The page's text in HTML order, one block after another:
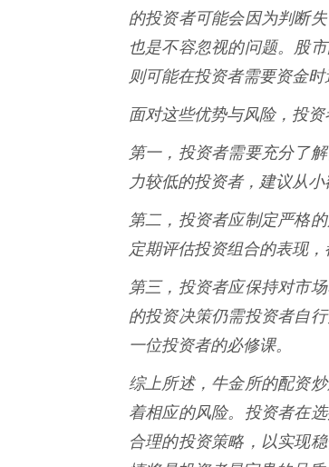
的投资者可能会因为判断
也是不容忽视的问题。股
则可能在投资者需要资金时
面对这些优势与风险，投
第一，投资者需要充分了
力较低的投资者，建议从
第二，投资者应制定严格
定期评估投资组合的表现，
第三，投资者应保持对市
的投资决策仍需投资者自
一位投资者的必修课。
综上所述，牛金所的配资
着相应的风险。投资者在
合理的投资策略，以实现